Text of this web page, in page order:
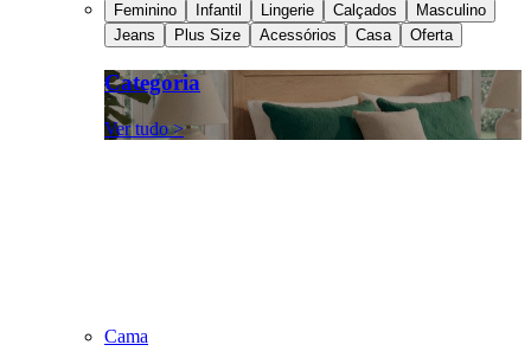
Feminino Infantil Lingerie Calçados
Masculino
Jeans
Plus Size Acessórios Casa Oferta
Categoria
Ver tudo >
Cama